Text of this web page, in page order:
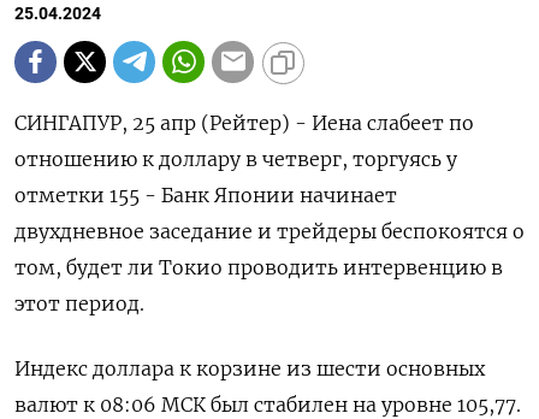
25.04.2024
СИНГАПУР, 25 апр (Рейтер) - Иена слабеет по
отношению к доллару в четверг, торгуясь у
отметки 155 - Банк Японии начинает
двухдневное заседание и трейдеры беспокоятся о
том, будет ли Токио проводить интервенцию в
этот период.
Индекс доллара к корзине из шести основных
валют к 08:06 МСК был стабилен на уровне 105,77​.